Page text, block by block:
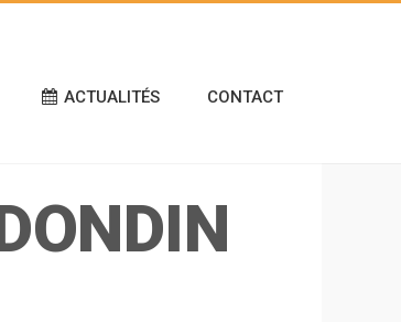
ACTUALITÉS CONTACT